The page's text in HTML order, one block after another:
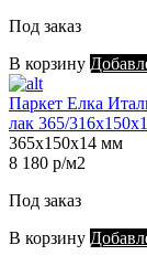
Под заказ
В корзину
Паркет Елка
лак 365/
365х150х14 мм
8 180 р/м2
Под заказ
В корзину